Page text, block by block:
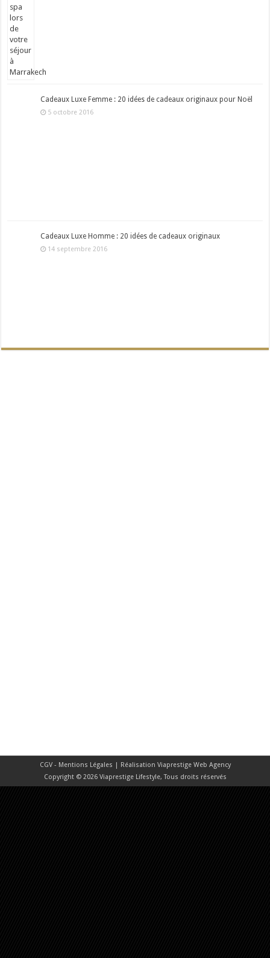
Cadeaux Luxe Femme : 20 idées de cadeaux originaux pour Noël
5 octobre 2016
Cadeaux Luxe Homme : 20 idées de cadeaux originaux
14 septembre 2016
CGV - Mentions Légales | Réalisation Viaprestige Web Agency
Copyright © 2026 Viaprestige Lifestyle, Tous droits réservés